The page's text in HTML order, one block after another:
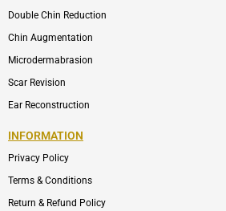
Double Chin Reduction
Chin Augmentation
Microdermabrasion
Scar Revision
Ear Reconstruction
INFORMATION
Privacy Policy
Terms & Conditions
Return & Refund Policy